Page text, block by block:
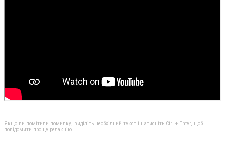
Якщо ви помітили помилку, виділіть необхідний текст і натисніть Ctrl + Enter, щоб
повідомити про це редакцію